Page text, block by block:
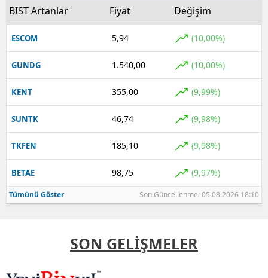
BIST Artanlar Fiyat Değişim
ESCOM 5,94 (10,00%)
GUNDG 1.540,00 (10,00%)
KENT 355,00 (9,99%)
SUNTK 46,74 (9,98%)
TKFEN 185,10 (9,98%)
BETAE 98,75 (9,97%)
Tümünü Göster Son Güncellenme: 05.08.2026 18:10
SON GELİŞMELER